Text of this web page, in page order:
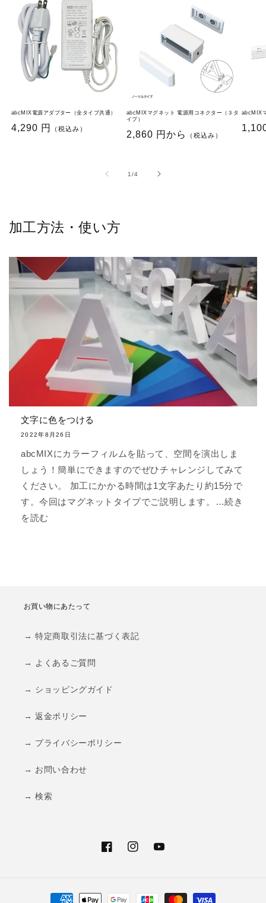
abcMIX電源アダプター（全タイプ共通）
通
4,290 円 （税込み）
abcMIXマグネット 電源用コネクター（３タ
イプ）
通
格
2,860 円から （税込み）
abcMIX
通
1/の4
加工方法・使い方
文字に色をつける
2022年8月26日
abcMIXにカラーフィルムを貼って、空間を演出しま
しょう！簡単にできますのでぜひチャレンジしてみて
ください。 加工にかかる時間は1文字あたり約15分で
す。今回はマグネットタイプでご説明します。…続き
を読む
お買い物にあたって
→ 特定商取引法に基づく表記
→ よくあるご質問
→ ショッピングガイド
→ 返金ポリシー
→ プライバシーポリシー
→ お問い合わせ
→ 検索
FacebookInstagramYouTube
決